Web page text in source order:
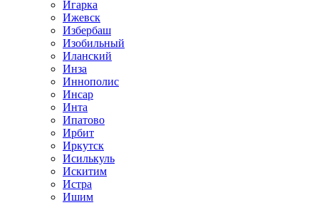
Игарка
Ижевск
Избербаш
Изобильный
Иланский
Инза
Иннополис
Инсар
Инта
Ипатово
Ирбит
Иркутск
Исилькуль
Искитим
Истра
Ишим